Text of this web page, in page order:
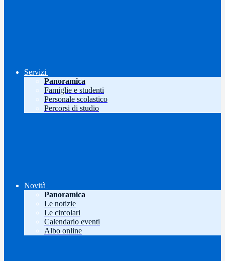
Servizi
Panoramica
Famiglie e studenti
Personale scolastico
Percorsi di studio
Novità
Panoramica
Le notizie
Le circolari
Calendario eventi
Albo online